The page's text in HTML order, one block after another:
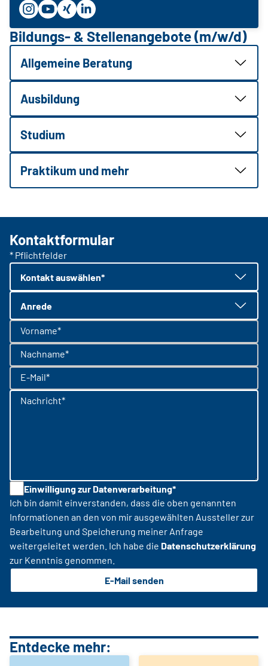
Bildungs- & Stellenangebote (m/w/d)
Allgemeine Beratung
Ausbildung
Studium
Praktikum und mehr
Kontaktformular
* Pflichtfelder
Kontakt auswählen*
Anrede
Vorname*
Nachname*
E-Mail*
Nachricht*
Einwilligung zur Datenverarbeitung*
Ich bin damit einverstanden, dass die oben genannten
Informationen an den von mir ausgewählten Aussteller zur
Bearbeitung und Speicherung meiner Anfrage
weitergeleitet werden. Ich habe die Datenschutzerklärung
zur Kenntnis genommen.
E-Mail senden
Entdecke mehr: